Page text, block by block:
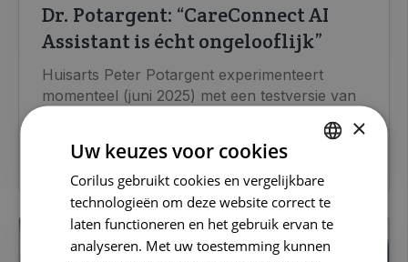
Dr. Potargent: “CareConnect AI
Assistant is écht ongelooflijk”
Huisarts Peter Potargent experimenteert
momenteel (juni 2025) met een testversie van
LEES MEER
DUTCH
FRENCH
×
Uw keuzes voor cookies
Corilus gebruikt cookies en vergelijkbare
technologieën om deze website correct te
laten functioneren en het gebruik ervan te
analyseren. Met uw toestemming kunnen